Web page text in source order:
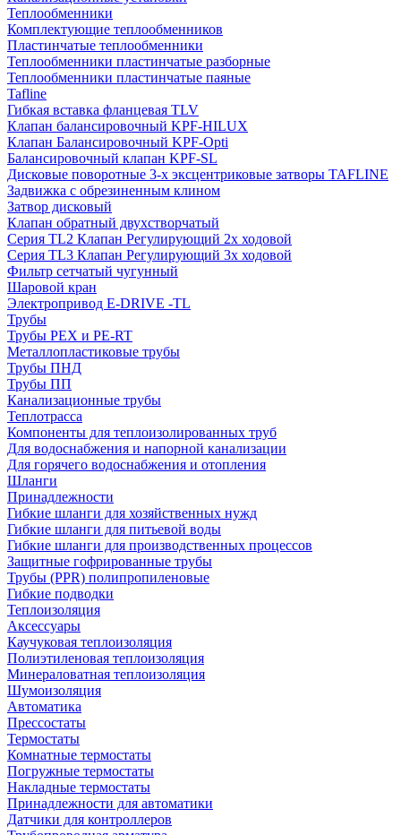
Теплообменники
Комплектующие теплообменников
Пластинчатые теплообменники
Теплообменники пластинчатые разборные
Теплообменники пластинчатые паяные
Tafline
Гибкая вставка фланцевая TLV
Клапан балансировочный KPF-HILUX
Клапан Балансировочный KPF-Opti
Балансировочный клапан KPF-SL
Дисковые поворотные 3-х эксцентриковые затворы TAFLINE
Задвижка с обрезиненным клином
Затвор дисковый
Клапан обратный двухстворчатый
Серия TL2 Клапан Регулирующий 2х ходовой
Серия TL3 Клапан Регулирующий 3х ходовой
Фильтр сетчатый чугунный
Шаровой кран
Электропривод E-DRIVE -TL
Трубы
Трубы PEX и PE-RT
Металлопластиковые трубы
Трубы ПНД
Трубы ПП
Канализационные трубы
Теплотрасса
Компоненты для теплоизолированных труб
Для водоснабжения и напорной канализации
Для горячего водоснабжения и отопления
Шланги
Принадлежности
Гибкие шланги для хозяйственных нужд
Гибкие шланги для питьевой воды
Гибкие шланги для производственных процессов
Защитные гофрированные трубы
Трубы (РРR) полипропиленовые
Гибкие подводки
Теплоизоляция
Аксессуары
Каучуковая теплоизоляция
Полиэтиленовая теплоизоляция
Минераловатная теплоизоляция
Шумоизоляция
Автоматика
Прессостаты
Термостаты
Комнатные термостаты
Погружные термостаты
Накладные термостаты
Принадлежности для автоматики
Датчики для контроллеров